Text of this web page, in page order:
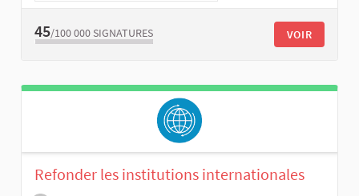
45/100 000 SIGNATURES VOIR
Refonder les institutions internationales